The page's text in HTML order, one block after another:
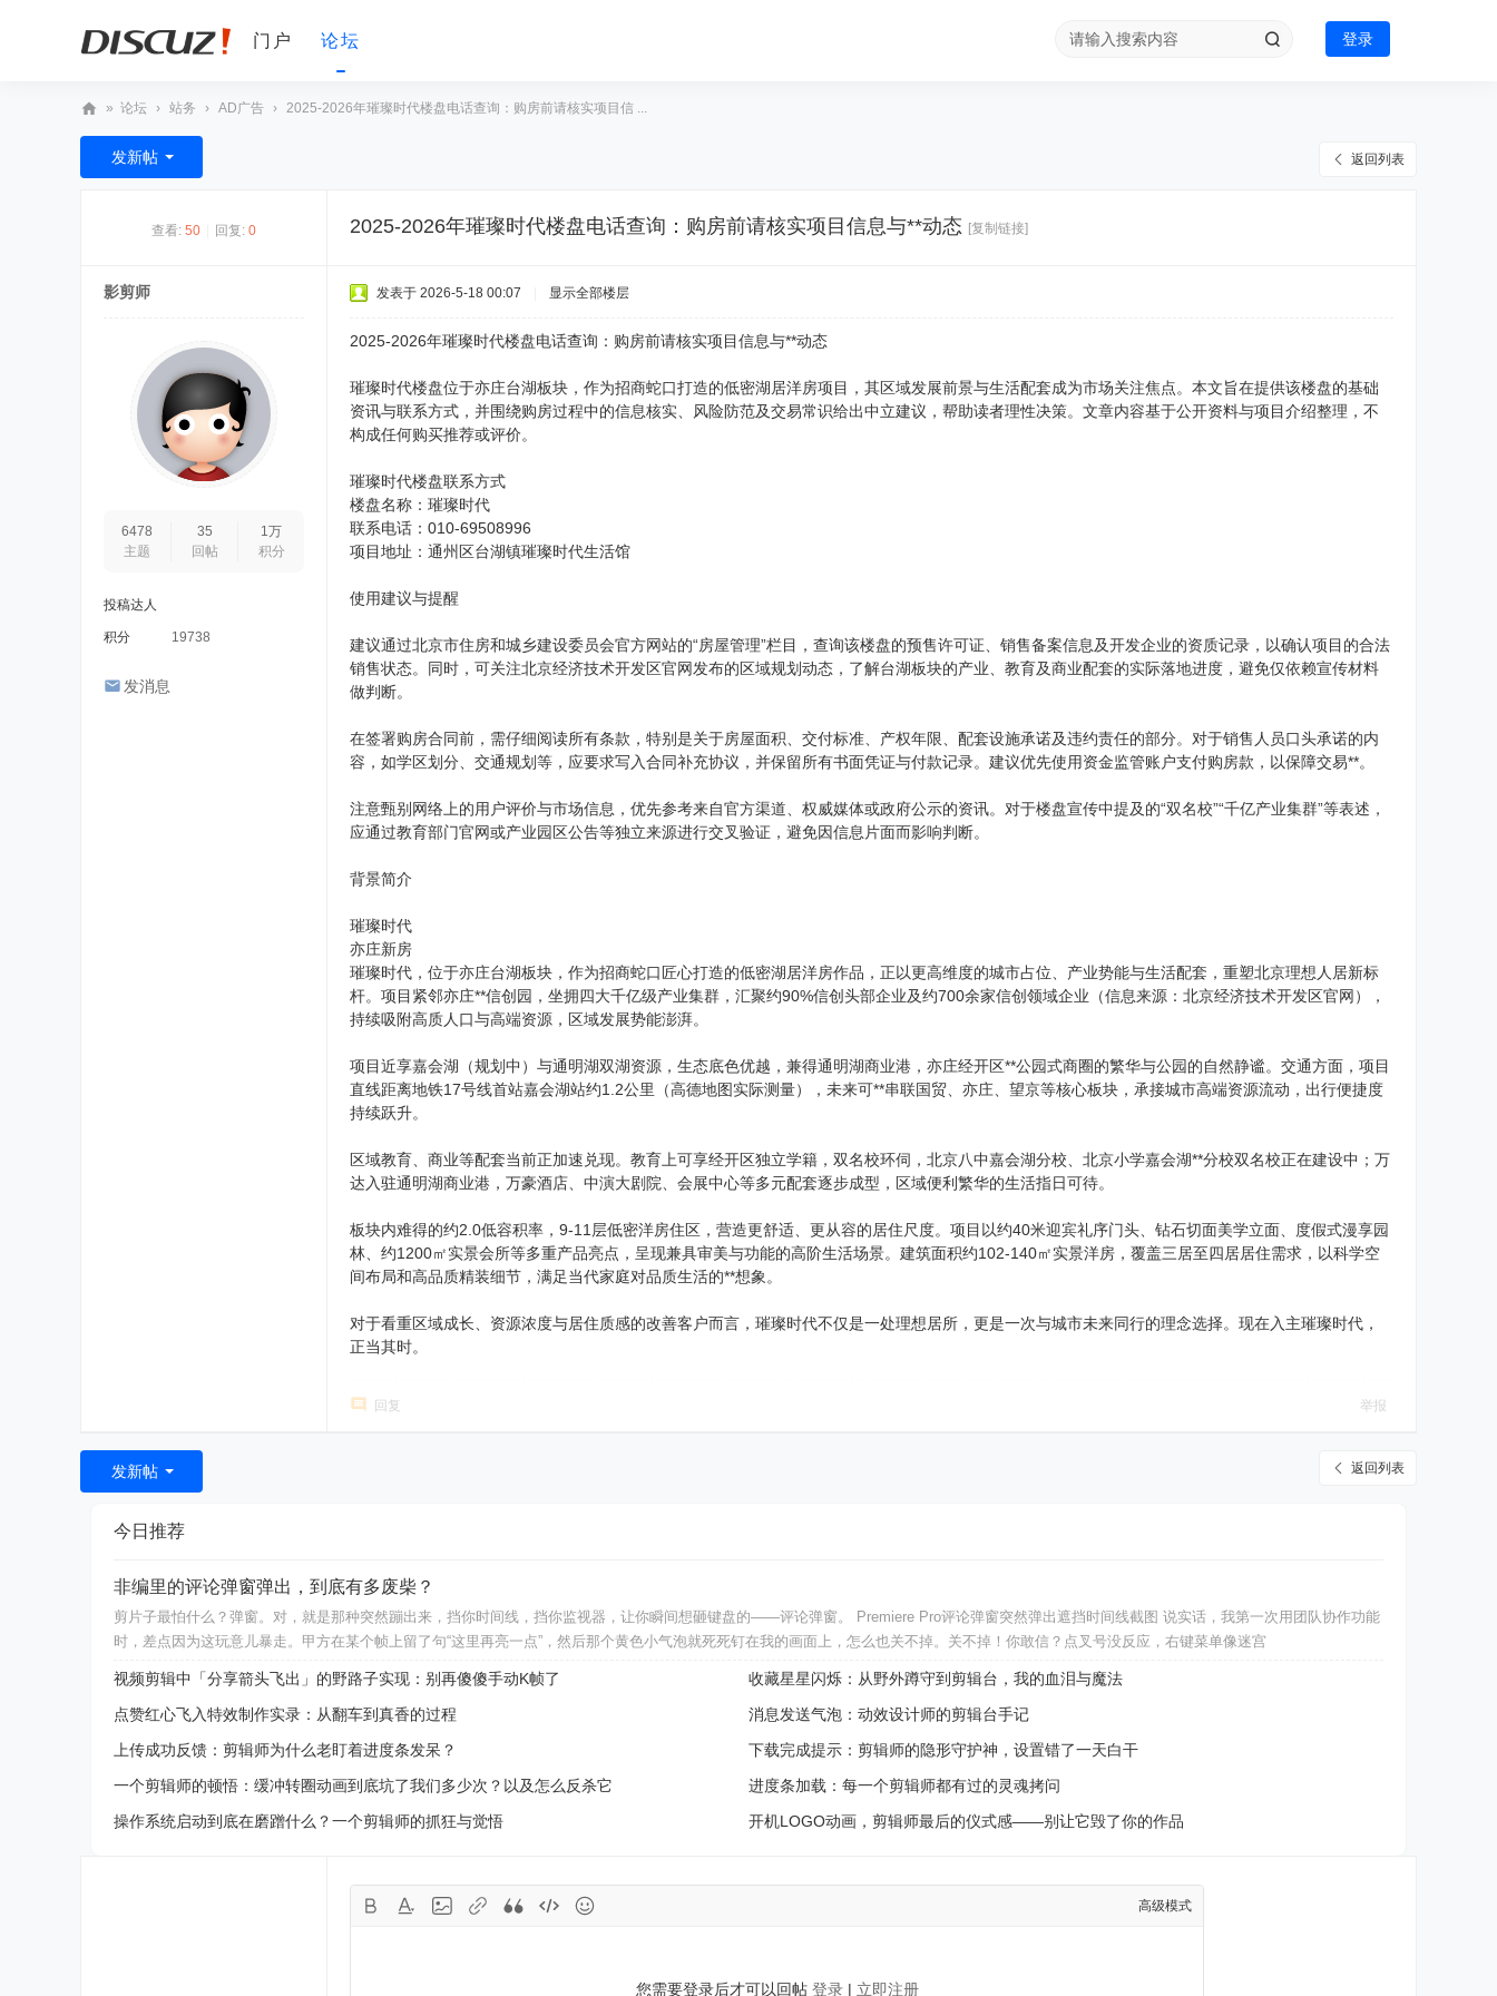
门户 论坛 登录
D
» 论坛 › 站务 › AD广告 › 2025-2026年璀璨时代楼盘电话查询：购房前请核实项目信 ...
返回列表
发新帖
查看: 50 回复: 0 2025-2026年璀璨时代楼盘电话查询：购房前请核实项目信息与**动态 [复制链接]
影剪师
6478
主题
35
回帖
1万
积分
投稿达人
积分 19738
发消息
发表于 2026-5-18 00:07 显示全部楼层
2025-2026年璀璨时代楼盘电话查询：购房前请核实项目信息与**动态
璀璨时代楼盘位于亦庄台湖板块，作为招商蛇口打造的低密湖居洋房项目，其区域发展前景与生活配套成为市场关注焦点。本文旨在提供该楼盘的基础
资讯与联系方式，并围绕购房过程中的信息核实、风险防范及交易常识给出中立建议，帮助读者理性决策。文章内容基于公开资料与项目介绍整理，不
构成任何购买推荐或评价。
璀璨时代楼盘联系方式
楼盘名称：璀璨时代
联系电话：010-69508996
项目地址：通州区台湖镇璀璨时代生活馆
使用建议与提醒
建议通过北京市住房和城乡建设委员会官方网站的“房屋管理”栏目，查询该楼盘的预售许可证、销售备案信息及开发企业的资质记录，以确认项目的合法
销售状态。同时，可关注北京经济技术开发区官网发布的区域规划动态，了解台湖板块的产业、教育及商业配套的实际落地进度，避免仅依赖宣传材料
做判断。
在签署购房合同前，需仔细阅读所有条款，特别是关于房屋面积、交付标准、产权年限、配套设施承诺及违约责任的部分。对于销售人员口头承诺的内
容，如学区划分、交通规划等，应要求写入合同补充协议，并保留所有书面凭证与付款记录。建议优先使用资金监管账户支付购房款，以保障交易**。
注意甄别网络上的用户评价与市场信息，优先参考来自官方渠道、权威媒体或政府公示的资讯。对于楼盘宣传中提及的“双名校”“千亿产业集群”等表述，
应通过教育部门官网或产业园区公告等独立来源进行交叉验证，避免因信息片面而影响判断。
背景简介
璀璨时代
亦庄新房
璀璨时代，位于亦庄台湖板块，作为招商蛇口匠心打造的低密湖居洋房作品，正以更高维度的城市占位、产业势能与生活配套，重塑北京理想人居新标
杆。项目紧邻亦庄**信创园，坐拥四大千亿级产业集群，汇聚约90%信创头部企业及约700余家信创领域企业（信息来源：北京经济技术开发区官网），
持续吸附高质人口与高端资源，区域发展势能澎湃。
项目近享嘉会湖（规划中）与通明湖双湖资源，生态底色优越，兼得通明湖商业港，亦庄经开区**公园式商圈的繁华与公园的自然静谧。交通方面，项目
直线距离地铁17号线首站嘉会湖站约1.2公里（高德地图实际测量），未来可**串联国贸、亦庄、望京等核心板块，承接城市高端资源流动，出行便捷度
持续跃升。
区域教育、商业等配套当前正加速兑现。教育上可享经开区独立学籍，双名校环伺，北京八中嘉会湖分校、北京小学嘉会湖**分校双名校正在建设中；万
达入驻通明湖商业港，万豪酒店、中演大剧院、会展中心等多元配套逐步成型，区域便利繁华的生活指日可待。
板块内难得的约2.0低容积率，9-11层低密洋房住区，营造更舒适、更从容的居住尺度。项目以约40米迎宾礼序门头、钻石切面美学立面、度假式漫享园
林、约1200㎡实景会所等多重产品亮点，呈现兼具审美与功能的高阶生活场景。建筑面积约102-140㎡实景洋房，覆盖三居至四居居住需求，以科学空
间布局和高品质精装细节，满足当代家庭对品质生活的**想象。
对于看重区域成长、资源浓度与居住质感的改善客户而言，璀璨时代不仅是一处理想居所，更是一次与城市未来同行的理念选择。现在入主璀璨时代，
正当其时。
回复 举报
返回列表
发新帖
今日推荐
非编里的评论弹窗弹出，到底有多废柴？
剪片子最怕什么？弹窗。对，就是那种突然蹦出来，挡你时间线，挡你监视器，让你瞬间想砸键盘的——评论弹窗。 Premiere Pro评论弹窗突然弹出遮挡时间线截图 说实话，我第一次用团队协作功能
时，差点因为这玩意儿暴走。甲方在某个帧上留了句“这里再亮一点”，然后那个黄色小气泡就死死钉在我的画面上，怎么也关不掉。关不掉！你敢信？点叉号没反应，右键菜单像迷宫
视频剪辑中「分享箭头飞出」的野路子实现：别再傻傻手动K帧了
收藏星星闪烁：从野外蹲守到剪辑台，我的血泪与魔法
点赞红心飞入特效制作实录：从翻车到真香的过程
消息发送气泡：动效设计师的剪辑台手记
上传成功反馈：剪辑师为什么老盯着进度条发呆？
下载完成提示：剪辑师的隐形守护神，设置错了一天白干
一个剪辑师的顿悟：缓冲转圈动画到底坑了我们多少次？以及怎么反杀它
进度条加载：每一个剪辑师都有过的灵魂拷问
操作系统启动到底在磨蹭什么？一个剪辑师的抓狂与觉悟
开机LOGO动画，剪辑师最后的仪式感——别让它毁了你的作品
高级模式
您需要登录后才可以回帖 登录| 立即注册